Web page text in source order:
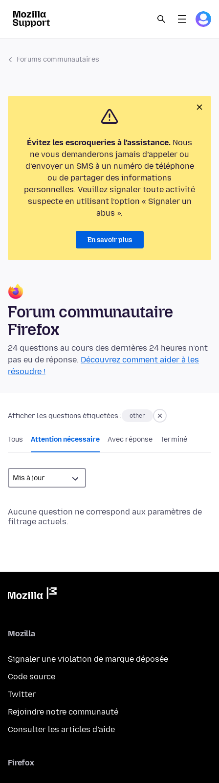
Forums communautaires
Évitez les escroqueries à l’assistance. Nous
ne vous demanderons jamais d’appeler ou
d’envoyer un SMS à un numéro de téléphone
ou de partager des informations
personnelles. Veuillez signaler toute activité
suspecte en utilisant l’option « Signaler un
abus ».
En savoir plus
Forum communautaire
Firefox
24 questions au cours des dernières 24 heures n’ont
pas eu de réponse. Découvrez comment aider à les
résoudre !
Afficher les questions étiquetées : other
Tous Attention nécessaire Avec réponse Terminé
Aucune question ne correspond aux paramètres de
filtrage actuels.
Mozilla
Signaler une violation de marque déposée
Code source
Twitter
Rejoindre notre communauté
Consulter les articles d’aide
Firefox